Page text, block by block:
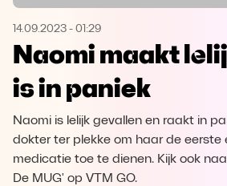
Microsoft Edge
Opera
14.09.2023 - 01:29
Naomi maakt
is in paniek
Naomi is lelijk gevallen en raakt in
dokter ter plekke om haar de eerste
medicatie toe te dienen. Kijk ook
De MUG' op VTM GO.